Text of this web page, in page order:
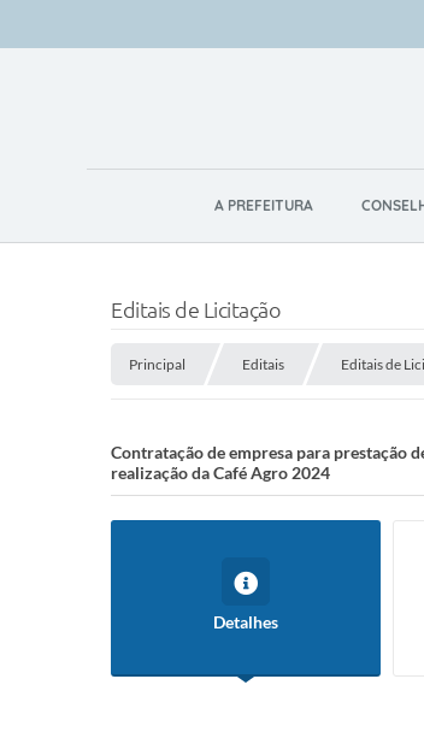
A PREFEITURA
Editais de Licitação
Principal Editais Editais de
Contratação de empresa para prestação
realização da Café Agro 2024
Detalhes